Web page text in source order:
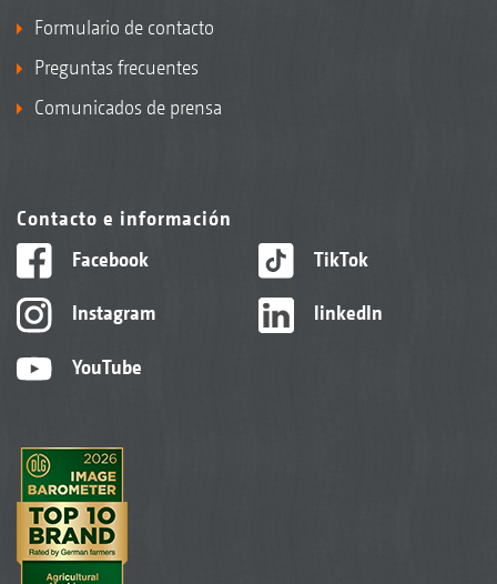
Formulario de contacto
Preguntas frecuentes
Comunicados de prensa
Contacto e información
Facebook
Instagram
YouTube
TikTok
linkedIn